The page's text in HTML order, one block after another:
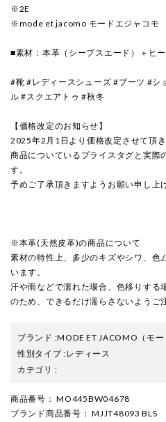
※2E
※mode et jacomo モードエジャコモ
■素材：本革（シープスエード）＋ヒ
#靴 #レディースシューズ #ブーツ #シ
ル #スクエアトゥ #秋冬
【価格改定のお知らせ】
2025年2月1日より価格改定させて頂き
商品についているプライスタグと実際
す。
予めご了承頂きますようお願い申し上
※本革(天然皮革)の商品について
素材の特性上、多少のキズやシワ、色
います。
汗や雨などで濡れた場合、色移りする
のため、できるだけ濡らさないようご
ブランド :MODE ET JACOMO （モ
性別タイプ:レディース
カテゴリ :
商品番号 ： MO445BW04678
ブランド商品番号 ： MJJT48093 BLS